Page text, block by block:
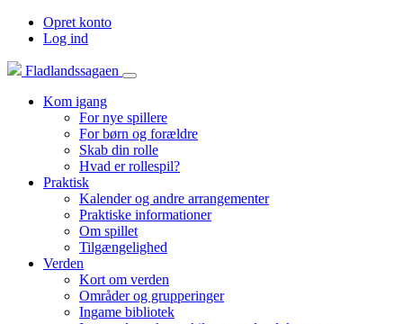
Opret konto
Log ind
Fladlandssagaen
Kom igang
For nye spillere
For børn og forældre
Skab din rolle
Hvad er rollespil?
Praktisk
Kalender og andre arrangementer
Praktiske informationer
Om spillet
Tilgængelighed
Verden
Kort om verden
Områder og grupperinger
Ingame bibliotek